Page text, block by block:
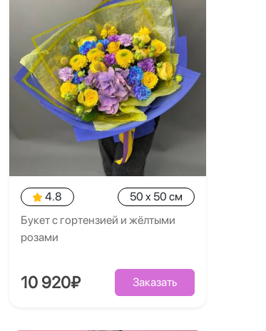
4.8
50 x 50 см
Букет с гортензией и жёлтыми
розами
10 920₽ Заказать